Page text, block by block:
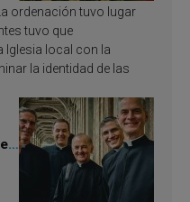
ordenación tuvo lugar
tuvo que
Iglesia local con la
la identidad de las